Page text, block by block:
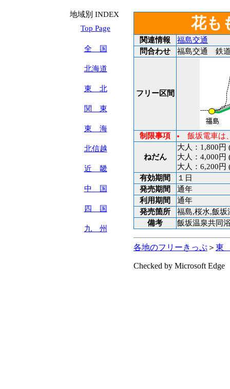
地域別 INDEX
Top Page
全 国
北海道
東 北
関 東
東 海
北信越
近 畿
中 国
四 国
九 州
花も
関連情報
福島交通
問合わせ
福島交通 鉄道
フリー区間
制限事項 飯坂電車は
ねだん
大人：1,800円
大人：4,000円
大人：6,200円
有効期間
１日
発売期間
通年
利用期間
通年
発売箇所
福島,桜水,飯坂
備考
飯坂温泉共同
各地のフリーきっぷ ＞ 東
Checked by Microsoft Edge